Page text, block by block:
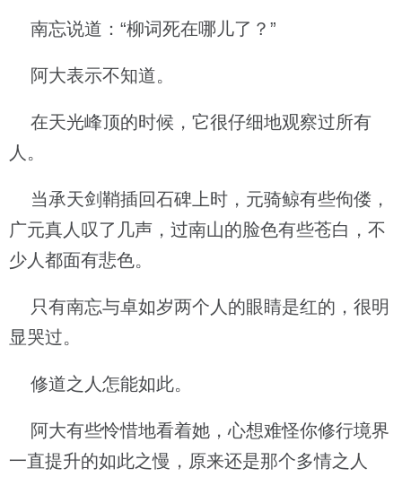
南忘说道：“柳词死在哪儿了？”
阿大表示不知道。
在天光峰顶的时候，它很仔细地观察过所有
人。
当承天剑鞘插回石碑上时，元骑鲸有些佝偻，
广元真人叹了几声，过南山的脸色有些苍白，不
少人都面有悲色。
只有南忘与卓如岁两个人的眼睛是红的，很明
显哭过。
修道之人怎能如此。
阿大有些怜惜地看着她，心想难怪你修行境界
一直提升的如此之慢，原来还是那个多情之人